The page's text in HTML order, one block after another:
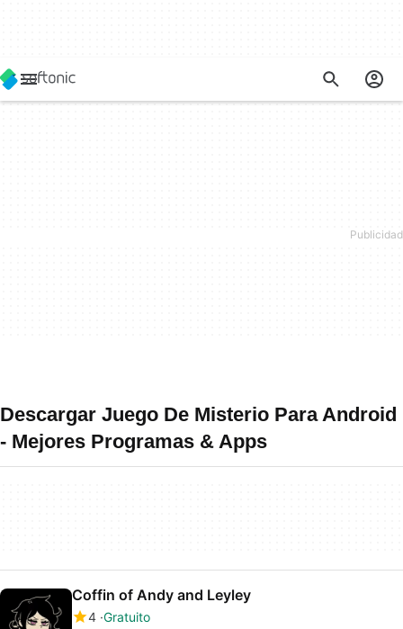
Descargar Juego De Misterio Para Android
- Mejores Programas & Apps
Coffin of Andy and Leyley
4 Gratuito